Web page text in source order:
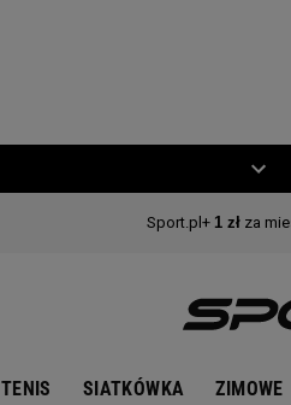
TENIS SIATKÓWKA ZIMOWE